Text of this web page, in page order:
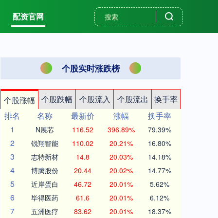
配资官网
个股实时涨跌榜
个股涨幅 个股跌幅 个股流入 个股流出
换手率
排名
名称 最新价 涨幅
换手率
1
N展芯 116.52 396.89% 79.39%
2 锐翔智能 110.02 20.21% 16.80%
3 志特新材 14.8 20.03% 14.18%
4 博腾股份 20.44 20.02% 14.77%
5 近岸蛋白 46.72 20.01% 5.62%
6 毕得医药 61.6 20.01% 6.12%
7 五洲医疗 83.62 20.01% 18.37%